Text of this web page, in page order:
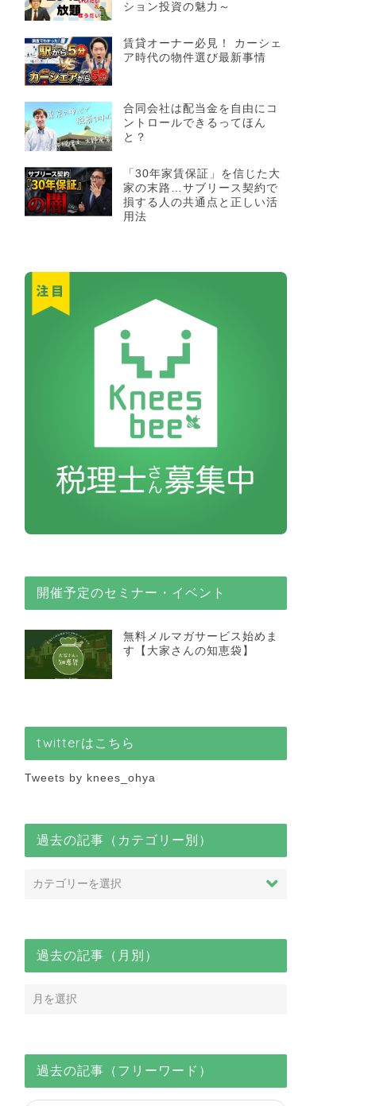
請できないケース ５...
2020年7月21日
ション投資の魅力～
賃貸オーナー必見！ カーシェ
ア時代の物件選び最新事情
合同会社は配当金を自由にコ
ントロールできるってほん
と？
「30年家賃保証」を信じた大
家の末路…サブリース契約で
損する人の共通点と正しい活
用法
開催予定のセミナー・イベント
無料メルマガサービス始めま
す【大家さんの知恵袋】
twitterはこちら
Tweets by knees_ohya
過去の記事（カテゴリー別）
過去の記事（月別）
過去の記事（フリーワード）